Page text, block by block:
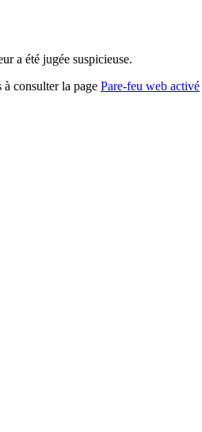
a été jugée suspicieuse.
consulter la page Pare-feu web activé